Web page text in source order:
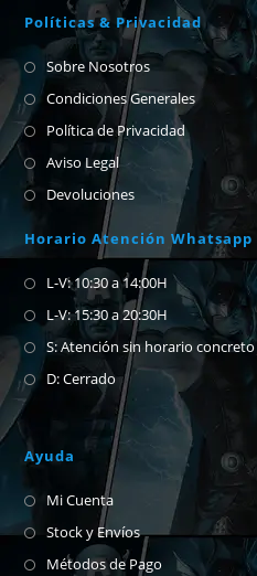
Políticas & Privacidad
Sobre Nosotros
Condiciones Generales
Política de Privacidad
Aviso Legal
Devoluciones
Horario Atención Whatsapp
L-V: 10:30 a 14:00H
L-V: 15:30 a 20:30H
S: Atención sin horario concreto
D: Cerrado
Ayuda
Mi Cuenta
Stock y Envíos
Métodos de Pago